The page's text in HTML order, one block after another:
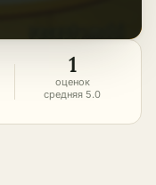
1
оценок
средняя 5.0